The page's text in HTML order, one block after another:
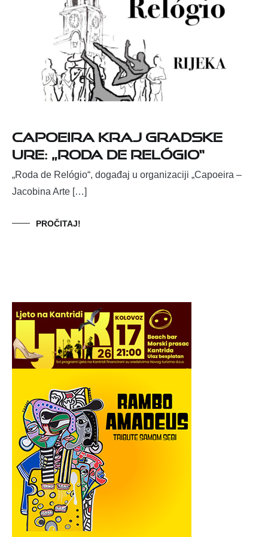
Capoeira kraj Gradske
ure: „Roda de Relógio“
„Roda de Relógio“, događaj u organizaciji „Capoeira –
Jacobina Arte […]
PROČITAJ!